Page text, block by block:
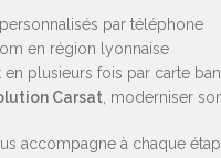
par téléphone
en région lyonnaise
en plusieurs fois par carte
Carsat, moderniser
accompagne à chaque